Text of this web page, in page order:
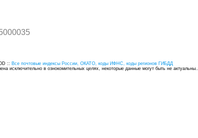
:: Все почтовые индексы России, ОКАТО, коды ИФНС, коды регионов ГИБДД
исключительно в ознокомительных целях, некоторые данные могут быть не актуальны...